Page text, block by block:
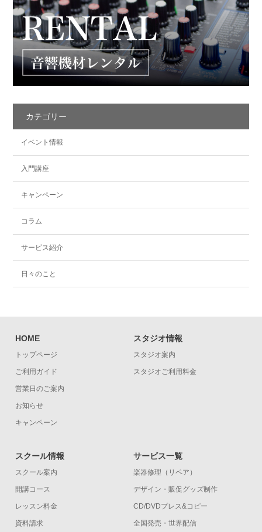
カテゴリー
イベント情報
入門講座
キャンペーン
コラム
サービス紹介
日々のこと
HOME
トップページ
ご利用ガイド
営業日のご案内
お知らせ
キャンペーン
スタジオ情報
スタジオ案内
スタジオご利用料金
スクール情報
スクール案内
開講コース
レッスン料金
資料請求
サービス一覧
楽器修理（リペア）
デザイン・販促グッズ制作
CD/DVDプレス&コピー
全国発売・世界配信